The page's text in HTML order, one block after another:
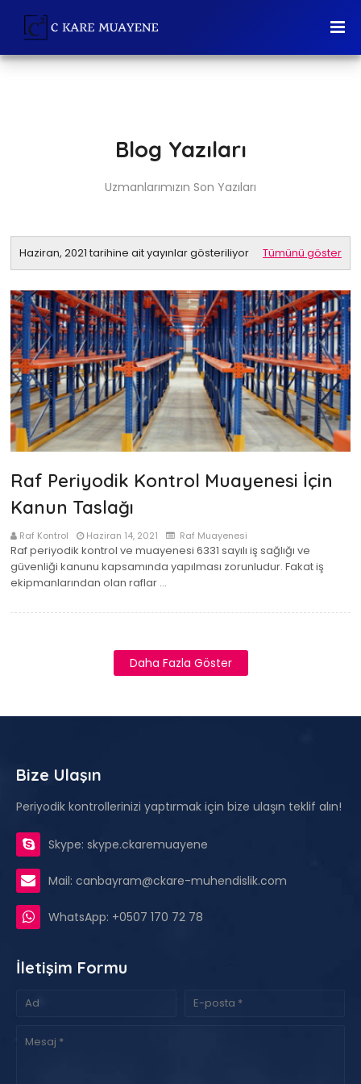
Blog Yazıları
Uzmanlarımızın Son Yazıları
Haziran, 2021 tarihine ait yayınlar gösteriliyor Tümünü göster
Raf Periyodik Kontrol Muayenesi İçin
Kanun Taslağı
Raf Kontrol Haziran 14, 2021 Raf Muayenesi
Raf periyodik kontrol ve muayenesi 6331 sayılı iş sağlığı ve
güvenliği kanunu kapsamında yapılması zorunludur. Fakat iş
ekipmanlarından olan raflar …
Daha Fazla Göster
Bize Ulaşın
Periyodik kontrollerinizi yaptırmak için bize ulaşın teklif alın!
Skype: skype.ckaremuayene
Mail: canbayram@ckare-muhendislik.com
WhatsApp: +0507 170 72 78
İletişim Formu